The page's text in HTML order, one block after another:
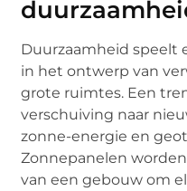
Duurzaamheid speelt
in het ontwerp van
grote ruimtes. Een
verschuiving naar
zonne-energie en
Zonnepanelen
van een gebouw om